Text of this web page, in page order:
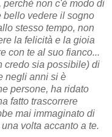
non c'è modo di
bello vedere il sogno
stesso tempo, non
la felicità e la gioia
con te al suo fianco...
credo sia possibile) di
negli anni si è
persone, ha ridato
fatto trascorrere
mai immaginato di
volta accanto a te.